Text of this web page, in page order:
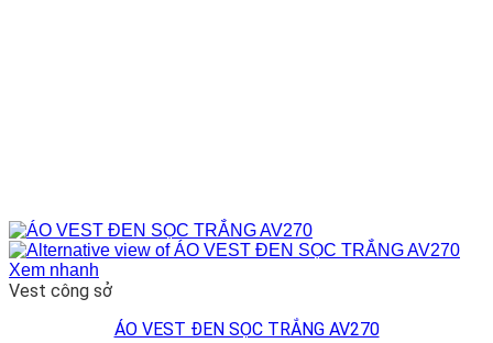
Xem nhanh
Vest công sở
ÁO VEST ĐEN SỌC TRẮNG AV270